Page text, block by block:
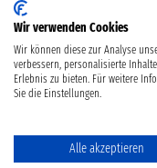
Wir verwenden Cookies
Wir können diese zur Analyse
verbessern, personalisierte
Erlebnis zu bieten. Für weitere
Sie die Einstellungen.
Alle akzeptieren